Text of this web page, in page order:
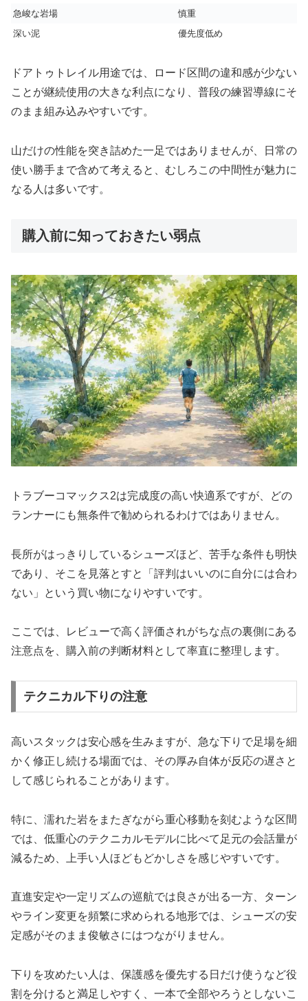
急峻な岩場
慎重
深い泥
優先度低め
ドアトゥトレイル用途では、ロード区間の違和感が少ない
ことが継続使用の大きな利点になり、普段の練習導線にそ
のまま組み込みやすいです。
山だけの性能を突き詰めた一足ではありませんが、日常の
使い勝手まで含めて考えると、むしろこの中間性が魅力に
なる人は多いです。
購入前に知っておきたい弱点
トラブーコマックス2は完成度の高い快適系ですが、どの
ランナーにも無条件で勧められるわけではありません。
長所がはっきりしているシューズほど、苦手な条件も明快
であり、そこを見落とすと「評判はいいのに自分には合わ
ない」という買い物になりやすいです。
ここでは、レビューで高く評価されがちな点の裏側にある
注意点を、購入前の判断材料として率直に整理します。
テクニカル下りの注意
高いスタックは安心感を生みますが、急な下りで足場を細
かく修正し続ける場面では、その厚み自体が反応の遅さと
して感じられることがあります。
特に、濡れた岩をまたぎながら重心移動を刻むような区間
では、低重心のテクニカルモデルに比べて足元の会話量が
減るため、上手い人ほどもどかしさを感じやすいです。
直進安定や一定リズムの巡航では良さが出る一方、ターン
やライン変更を頻繁に求められる地形では、シューズの安
定感がそのまま俊敏さにはつながりません。
下りを攻めたい人は、保護感を優先する日だけ使うなど役
割を分けると満足しやすく、一本で全部やろうとしないこ